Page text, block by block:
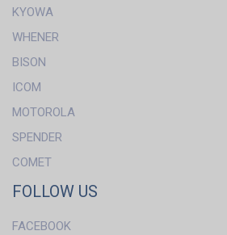
KYOWA
WHENER
BISON
ICOM
MOTOROLA
SPENDER
COMET
FOLLOW US
FACEBOOK